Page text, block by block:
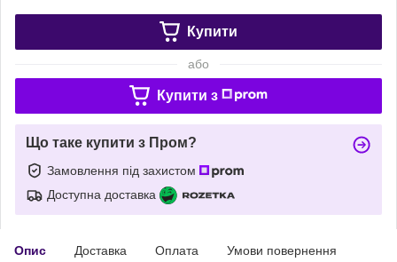
Купити
або
Купити з
Що таке купити з Пром?
Замовлення під захистом
Доступна доставка
Опис Доставка Оплата Умови повернення